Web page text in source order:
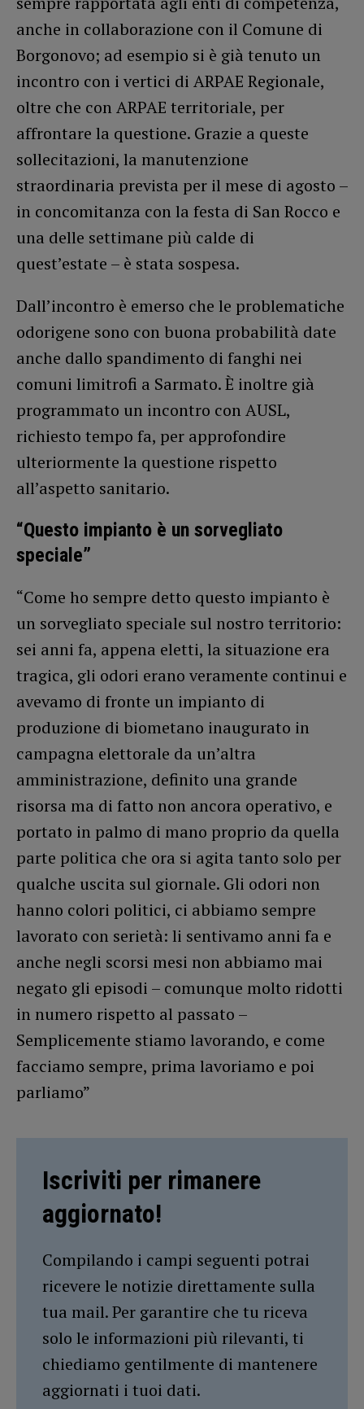
anche in collaborazione con il Comune di
Borgonovo; ad esempio si è già tenuto un
incontro con i vertici di ARPAE Regionale,
oltre che con ARPAE territoriale, per
affrontare la questione. Grazie a queste
sollecitazioni, la manutenzione
straordinaria prevista per il mese di agosto –
in concomitanza con la festa di San Rocco e
una delle settimane più calde di
quest’estate – è stata sospesa.
Dall’incontro è emerso che le problematiche
odorigene sono con buona probabilità date
anche dallo spandimento di fanghi nei
comuni limitrofi a Sarmato. È inoltre già
programmato un incontro con AUSL,
richiesto tempo fa, per approfondire
ulteriormente la questione rispetto
all’aspetto sanitario.
“Questo impianto è un sorvegliato
speciale”
“Come ho sempre detto questo impianto è
un sorvegliato speciale sul nostro territorio:
sei anni fa, appena eletti, la situazione era
tragica, gli odori erano veramente continui e
avevamo di fronte un impianto di
produzione di biometano inaugurato in
campagna elettorale da un’altra
amministrazione, definito una grande
risorsa ma di fatto non ancora operativo, e
portato in palmo di mano proprio da quella
parte politica che ora si agita tanto solo per
qualche uscita sul giornale. Gli odori non
hanno colori politici, ci abbiamo sempre
lavorato con serietà: li sentivamo anni fa e
anche negli scorsi mesi non abbiamo mai
negato gli episodi – comunque molto ridotti
in numero rispetto al passato –
Semplicemente stiamo lavorando, e come
facciamo sempre, prima lavoriamo e poi
parliamo”
Iscriviti per rimanere
aggiornato!
Compilando i campi seguenti potrai
ricevere le notizie direttamente sulla
tua mail. Per garantire che tu riceva
solo le informazioni più rilevanti, ti
chiediamo gentilmente di mantenere
aggiornati i tuoi dati.